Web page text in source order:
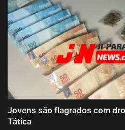
Jovens são flagrados com
Tática